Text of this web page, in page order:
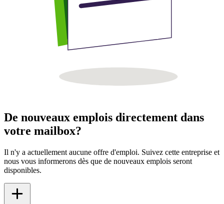
De nouveaux emplois directement dans
votre mailbox?
Il n'y a actuellement aucune offre d'emploi. Suivez cette entreprise et
nous vous informerons dès que de nouveaux emplois seront
disponibles.